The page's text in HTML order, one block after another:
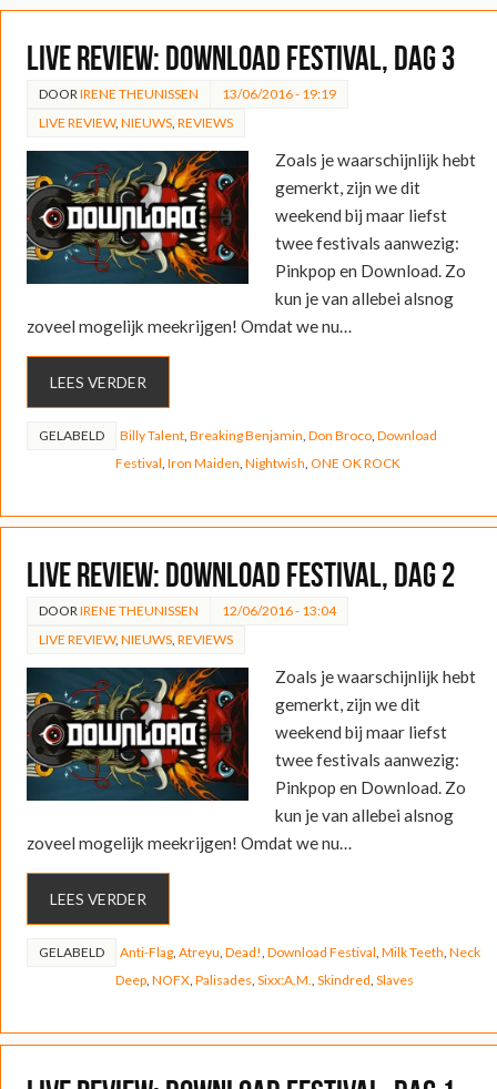
LIVE REVIEW: Download Festival, dag 3
DOOR IRENE THEUNISSEN
13/06/2016 - 19:19
LIVE REVIEW, NIEUWS, REVIEWS
Zoals je waarschijnlijk hebt
gemerkt, zijn we dit
weekend bij maar liefst
twee festivals aanwezig:
Pinkpop en Download. Zo
kun je van allebei alsnog
zoveel mogelijk meekrijgen! Omdat we nu…
LEES VERDER
GELABELD Billy Talent, Breaking Benjamin Don Broco, Download
Festival Iron Maiden Nightwish ONE OK ROCK
LIVE REVIEW: Download Festival, dag 2
DOOR IRENE THEUNISSEN
12/06/2016 - 13:04
LIVE REVIEW, NIEUWS, REVIEWS
Zoals je waarschijnlijk hebt
gemerkt, zijn we dit
weekend bij maar liefst
twee festivals aanwezig:
Pinkpop en Download. Zo
kun je van allebei alsnog
zoveel mogelijk meekrijgen! Omdat we nu…
LEES VERDER
GELABELD Anti-Flag, Atreyu Dead! Download Festival Milk Teeth Neck
Deep, NOFX, Palisades Sixx:A.M. Skindred Slaves